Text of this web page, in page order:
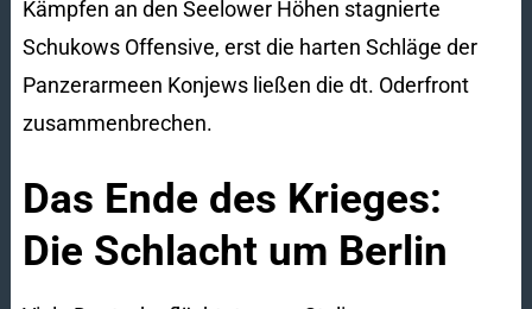
Kämpfen an den Seelower Höhen stagnierte
Schukows Offensive, erst die harten Schläge der
Panzerarmeen Konjews ließen die dt. Oderfront
zusammenbrechen.
Das Ende des Krieges:
Die Schlacht um Berlin